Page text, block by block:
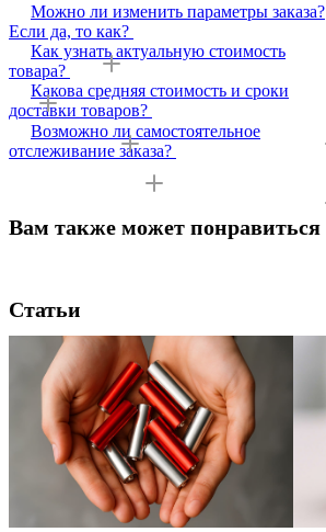
Можно ли изменить параметры заказа?
Если да, то как?
Как узнать актуальную стоимость
товара?
Какова средняя стоимость и сроки
доставки товаров?
Возможно ли самостоятельное
отслеживание заказа?
Вам также может понравиться
Статьи